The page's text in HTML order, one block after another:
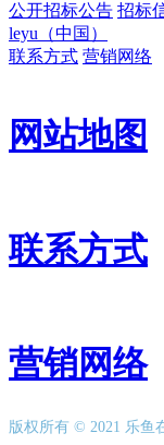
公开招标公告 招标
leyu（中国）
联系方式 营销网络
网站地图
联系方式
营销网络
版权所有 © 2021 乐